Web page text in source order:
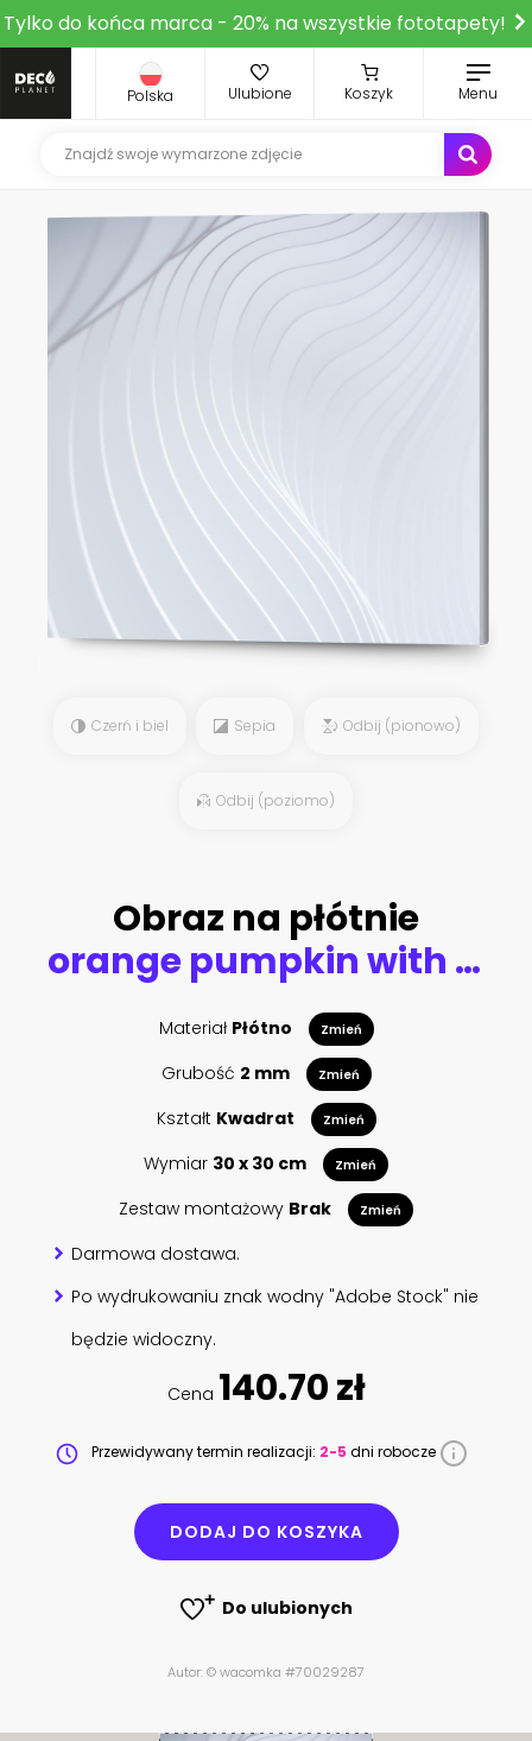
Tylko do końca marca - 20% na wszystkie fototapety!
Polska Ulubione Koszyk Menu
Czerń i biel Sepia Odbij (pionowo)
Odbij (poziomo)
Obraz na płótnie
orange pumpkin with green leaf, illustration
Materiał Płótno Zmień
Grubość 2 mm Zmień
Kształt Kwadrat Zmień
Wymiar 30 x 30 cm Zmień
Zestaw montażowy Brak Zmień
Darmowa dostawa.
Po wydrukowaniu znak wodny "Adobe Stock" nie
będzie widoczny.
Cena 140.70 zł
Przewidywany termin realizacji: 2-5 dni robocze
DODAJ DO KOSZYKA
Do ulubionych
Autor: © wacomka #70029287